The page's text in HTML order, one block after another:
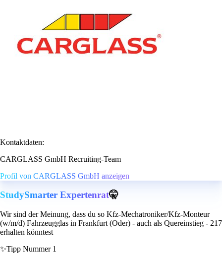
Kontaktdaten:
CARGLASS GmbH Recruiting-Team
Profil von CARGLASS GmbH anzeigen
StudySmarter Expertenrat🤫
Wir sind der Meinung, dass du so Kfz-Mechatroniker/Kfz-Monteur
(w/m/d) Fahrzeugglas in Frankfurt (Oder) - auch als Quereinstieg - 217
erhalten könntest
✨Tipp Nummer 1